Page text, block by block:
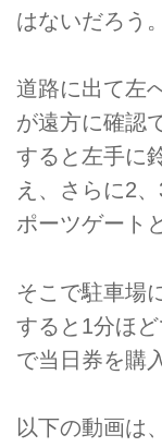
はないだろう。
道路に出て左
が遠方に確認
すると左手に
え、さらに2
ポーツゲート
そこで駐車場
すると1分ほ
で当日券を購
以下の動画は